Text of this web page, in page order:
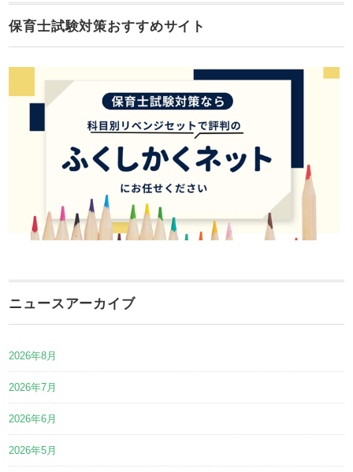
保育士試験対策おすすめサイト
ニュースアーカイブ
2026年8月
2026年7月
2026年6月
2026年5月